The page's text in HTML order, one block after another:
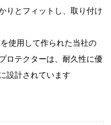
りとフィットし、取り付け
使用して作られた当社の
ロテクターは、耐久性に優
設計されています